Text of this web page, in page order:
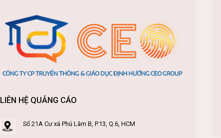
LIÊN HỆ QUẢNG CÁO
Số 21A Cư xá Phú Lâm B, P.13, Q.6, HCM